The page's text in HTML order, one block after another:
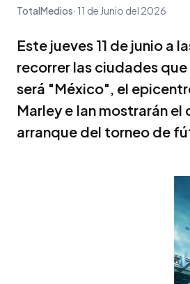
TotalMedios 11 de Junio del 2026
Este jueves 11 de junio a
recorrer las ciudades
será "México", el
Marley e Ian mostrarán
arranque del torneo de